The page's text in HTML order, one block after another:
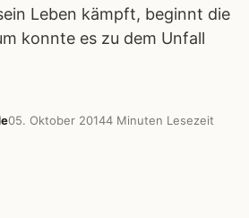
Leben kämpft, beginnt die
konnte es zu dem Unfall
05. Oktober 20144 Minuten Lesezeit